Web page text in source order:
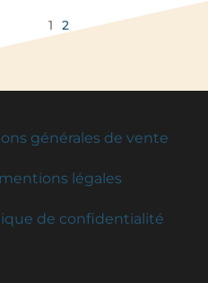
1 2
générales de vente
mentions légales
de confidentialité